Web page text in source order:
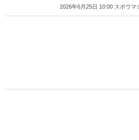
2026年6月25日 10:00 スポウマ